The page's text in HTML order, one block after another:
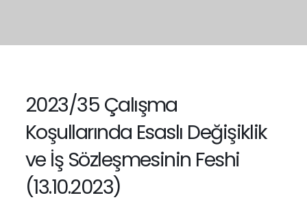
2023/35 Çalışma
Koşullarında Esaslı Değişiklik
ve İş Sözleşmesinin Feshi
(13.10.2023)